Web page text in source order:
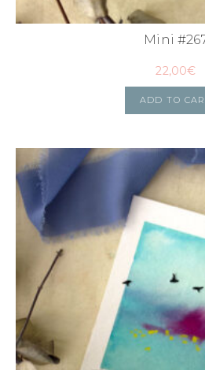
Mini
22,00€
ADD TO